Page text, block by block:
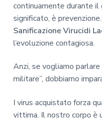
continuamente durante il
significato, è
Sanificazione Virucidi
l’evoluzione contagiosa.
Anzi, se vogliamo
militare”, dobbiamo
I virus acquistato forza
vittima. Il nostro corpo è